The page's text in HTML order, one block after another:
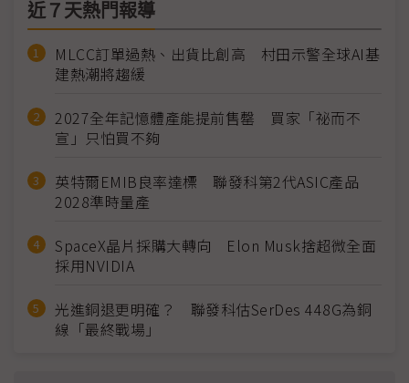
近７天熱門報導
MLCC訂單過熱、出貨比創高 村田示警全球AI基
建熱潮將趨緩
2027全年記憶體產能提前售罄 買家「祕而不
宣」只怕買不夠
英特爾EMIB良率達標 聯發科第2代ASIC產品
2028準時量產
SpaceX晶片採購大轉向 Elon Musk捨超微全面
採用NVIDIA
光進銅退更明確？ 聯發科估SerDes 448G為銅
線「最終戰場」